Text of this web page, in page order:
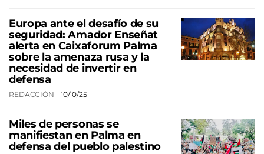
Europa ante el desafío de su
seguridad: Amador Enseñat
alerta en Caixaforum Palma
sobre la amenaza rusa y la
necesidad de invertir en
defensa
REDACCIÓN 10/10/25
Miles de personas se
manifiestan en Palma en
defensa del pueblo palestino